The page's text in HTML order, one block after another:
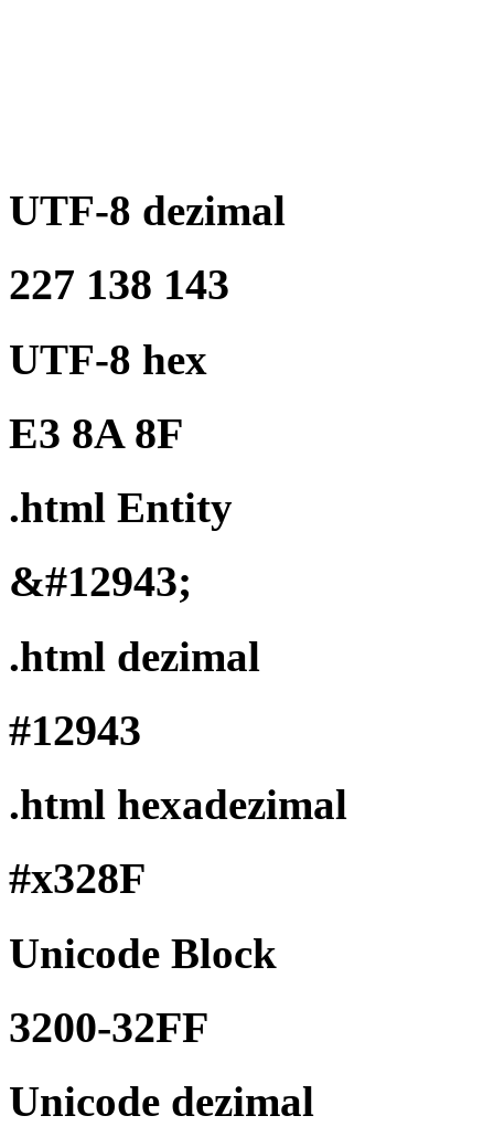
UTF-8 dezimal
227 138 143
UTF-8 hex
E3 8A 8F
.html Entity
&#12943;
.html dezimal
#12943
.html hexadezimal
#x328F
Unicode Block
3200-32FF
Unicode dezimal